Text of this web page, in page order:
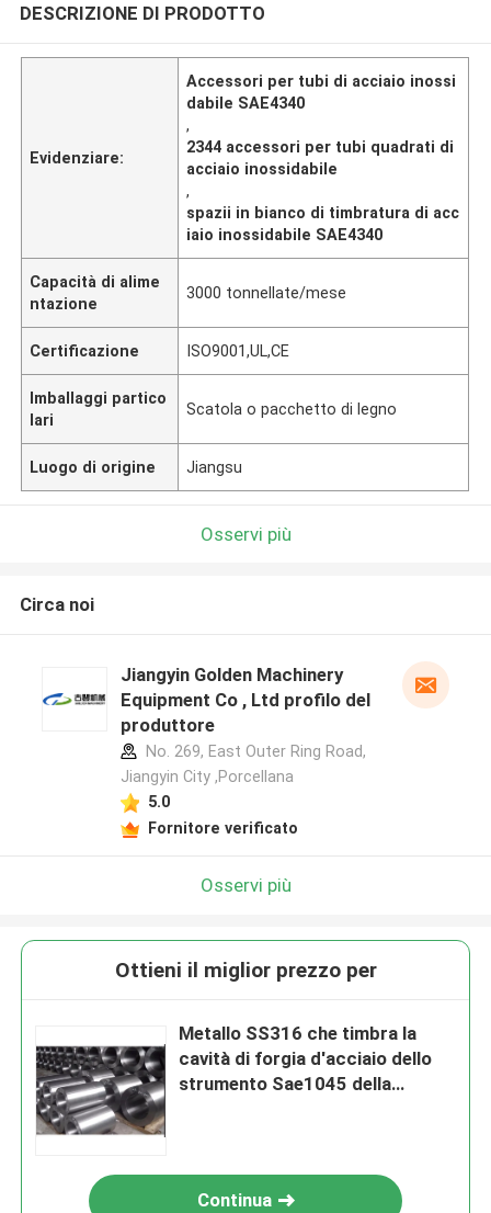
DESCRIZIONE DI PRODOTTO
Evidenziare:
Accessori per tubi di acciaio inossi
dabile SAE4340
,
2344 accessori per tubi quadrati di
acciaio inossidabile
,
spazii in bianco di timbratura di acc
iaio inossidabile SAE4340
Capacità di alime
ntazione
3000 tonnellate/mese
Certificazione ISO9001,UL,CE
Imballaggi partico
lari
Scatola o pacchetto di legno
Luogo di origine Jiangsu
Osservi più
Circa noi
Jiangyin Golden Machinery
Equipment Co , Ltd profilo del
produttore
No. 269, East Outer Ring Road,
Jiangyin City ,Porcellana
5.0
Fornitore verificato
Osservi più
Ottieni il miglior prezzo per
Metallo SS316 che timbra la
cavità di forgia d'acciaio dello
strumento Sae1045 della
Continua